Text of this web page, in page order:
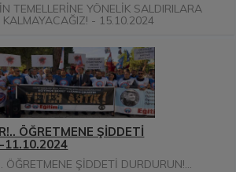
TEMELLERİNE YÖNELİK SALDIRILARA
KALMAYACAĞIZ! - 15.10.2024
ÖĞRETMENE ŞİDDETİ
11.10.2024
ÖĞRETMENE ŞİDDETİ DURDURUN!...